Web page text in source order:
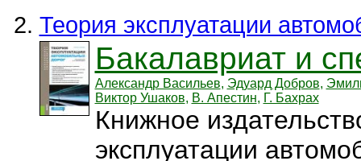
Теория эксплуатации
Бакалавриат и
Александр Васильев, Эдуард Добров,
Виктор Ушаков, В. Апестин, Г. Бахрах
Книжное
эксплуатации